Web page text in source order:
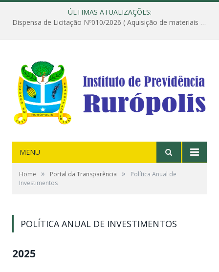
ÚLTIMAS ATUALIZAÇÕES:
Dispensa de Licitação Nº010/2026 ( Aquisição de materiais de construção destinados à execução dos serviços de instalação de janela, com a correspondente recomposição da parede, e construção de calçada nas dependências do Instituto de Previdência do Município de Rurópolis )
MENU
Home » Portal da Transparência »
Política Anual de
Investimentos
POLÍTICA ANUAL DE INVESTIMENTOS
2025